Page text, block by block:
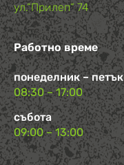
ул.“Прилеп“ 74
Работно време
понеделник – петък
08:30 – 17:00
събота
09:00 – 13:00